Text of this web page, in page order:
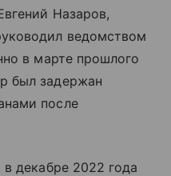
Назаров,
ведомством
в марте прошлого
был задержан
после
в декабре 2022 года